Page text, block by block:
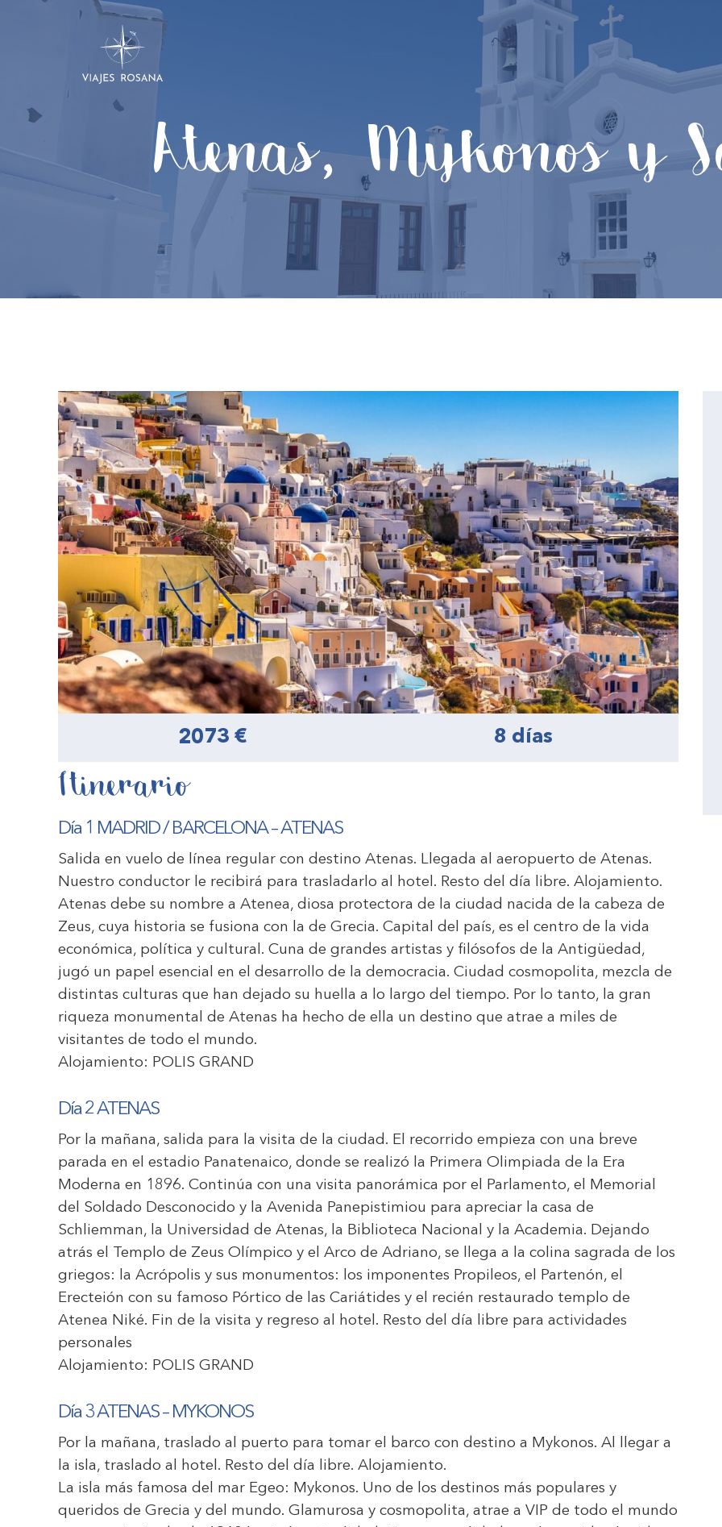
Atenas, Mykonos y
2073 € 8 días
Itinerario
Día 1 MADRID / BARCELONA – ATENAS
Salida en vuelo de línea regular con destino Atenas. Llegada al aeropuerto de Atenas.
Nuestro conductor le recibirá para trasladarlo al hotel. Resto del día libre. Alojamiento.
Atenas debe su nombre a Atenea, diosa protectora de la ciudad nacida de la cabeza de
Zeus, cuya historia se fusiona con la de Grecia. Capital del país, es el centro de la vida
económica, política y cultural. Cuna de grandes artistas y filósofos de la Antigüedad,
jugó un papel esencial en el desarrollo de la democracia. Ciudad cosmopolita, mezcla de
distintas culturas que han dejado su huella a lo largo del tiempo. Por lo tanto, la gran
riqueza monumental de Atenas ha hecho de ella un destino que atrae a miles de
visitantes de todo el mundo.
Alojamiento: POLIS GRAND
Día 2 ATENAS
Por la mañana, salida para la visita de la ciudad. El recorrido empieza con una breve
parada en el estadio Panatenaico, donde se realizó la Primera Olimpiada de la Era
Moderna en 1896. Continúa con una visita panorámica por el Parlamento, el Memorial
del Soldado Desconocido y la Avenida Panepistimiou para apreciar la casa de
Schliemman, la Universidad de Atenas, la Biblioteca Nacional y la Academia. Dejando
atrás el Templo de Zeus Olímpico y el Arco de Adriano, se llega a la colina sagrada de los
griegos: la Acrópolis y sus monumentos: los imponentes Propileos, el Partenón, el
Erecteión con su famoso Pórtico de las Cariátides y el recién restaurado templo de
Atenea Niké. Fin de la visita y regreso al hotel. Resto del día libre para actividades
personales
Alojamiento: POLIS GRAND
Día 3 ATENAS – MYKONOS
Por la mañana, traslado al puerto para tomar el barco con destino a Mykonos. Al llegar a
la isla, traslado al hotel. Resto del día libre. Alojamiento.
La isla más famosa del mar Egeo: Mykonos. Uno de los destinos más populares y
queridos de Grecia y del mundo. Glamurosa y cosmopolita, atrae a VIP de todo el mundo